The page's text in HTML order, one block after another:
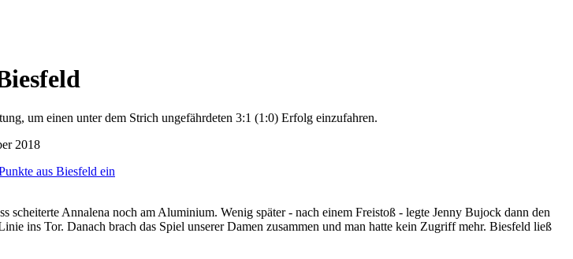
um einen unter dem Strich ungefährdeten 3:1 (1:0) Erfolg einzufahren.
2018
Annalena noch am Aluminium. Wenig später - nach einem Freistoß - legte Jenny Bujock dann den
ins Tor. Danach brach das Spiel unserer Damen zusammen und man hatte kein Zugriff mehr. Biesfeld ließ